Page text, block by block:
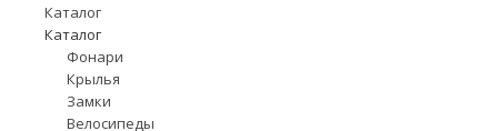
Каталог
Каталог
Фонари
Крылья
Замки
Велосипеды